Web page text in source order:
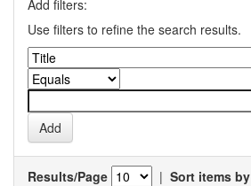
Add filters:
Use filters to refine the search results.
Results/Page | Sort items by